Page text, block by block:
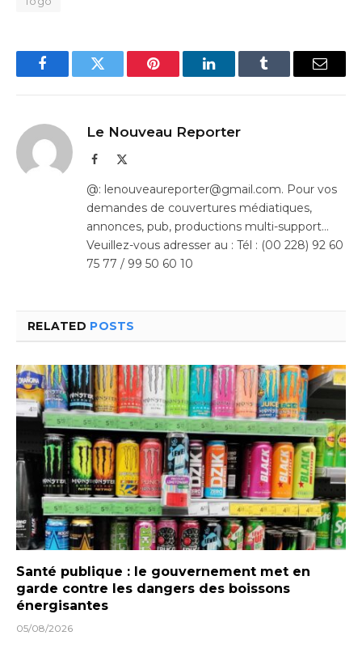
FacebookTwitter Pinterest LinkedInTumblr Email
Le Nouveau Reporter
Facebook
@: lenouveaureporter@gmail.com. Pour vos
demandes de couvertures médiatiques,
annonces, pub, productions multi-support…
Veuillez-vous adresser au : Tél : (00 228) 92 60
75 77 / 99 50 60 10
RELATED POSTS
Santé publique : le gouvernement met en
garde contre les dangers des boissons
énergisantes
05/08/2026